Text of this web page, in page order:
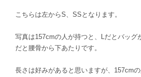
こちらは左からS、SSとなります。
写真は157cmの人が持つと、Lだとバッグ
だと腰骨から下あたりです。
長さは好みがあると思いますが、157cm